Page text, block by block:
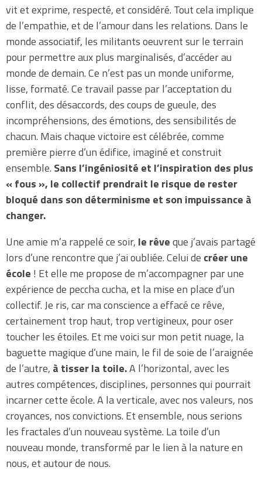
vit et exprime, respecté, et considéré. Tout cela implique
de l’empathie, et de l’amour dans les relations. Dans le
monde associatif, les militants oeuvrent sur le terrain
pour permettre aux plus marginalisés, d’accéder au
monde de demain. Ce n’est pas un monde uniforme,
lisse, formaté. Ce travail passe par l’acceptation du
conflit, des désaccords, des coups de gueule, des
incompréhensions, des émotions, des sensibilités de
chacun. Mais chaque victoire est célébrée, comme
première pierre d’un édifice, imaginé et construit
ensemble. Sans l’ingéniosité et l’inspiration des plus
« fous », le collectif prendrait le risque de rester
bloqué dans son déterminisme et son impuissance à
changer.
Une amie m’a rappelé ce soir, le rêveque j’avais partagé
lors d’une rencontre que j’ai oubliée. Celui de créer une
école ! Et elle me propose de m’accompagner par une
expérience de peccha cucha, et la mise en place d’un
collectif. Je ris, car ma conscience a effacé ce rêve,
certainement trop haut, trop vertigineux, pour oser
toucher les étoiles. Et me voici sur mon petit nuage, la
baguette magique d’une main, le fil de soie de l’araignée
de l’autre, à tisser la toile.A l’horizontal, avec les
autres compétences, disciplines, personnes qui pourrait
incarner cette école. A la verticale, avec nos valeurs, nos
croyances, nos convictions. Et ensemble, nous serions
les fractales d’un nouveau système. La toile d’un
nouveau monde, transformé par le lien à la nature en
nous, et autour de nous.